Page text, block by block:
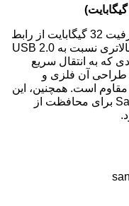
فلش مموری SanDisk Ultra Flair با ظرفیت 32 گیگابایت از رابط
USB 3.0 بهره می‌برد که سرعت بسیار بالاتری نسبت به USB 2.0
که به انتقال سریع
طراحی آن فلزی و
است. همچنین، این
مدل از نرم‌افزار SanDisk SecureAccess برای محافظت از